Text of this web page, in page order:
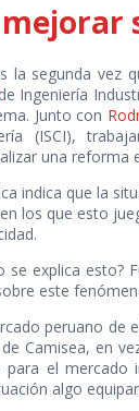
la segunda vez
de Ingeniería
Junto con
(ISCI),
una reforma
indica que la
los que esto
se explica esto?
este
peruano de
Camisea, en
para el mercado
algo